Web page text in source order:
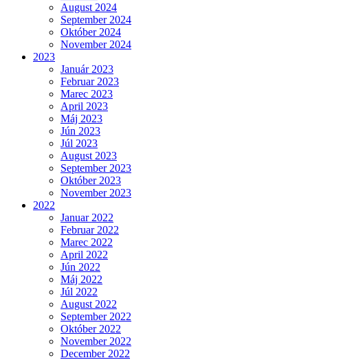
August 2024
September 2024
Október 2024
November 2024
2023
Január 2023
Februar 2023
Marec 2023
April 2023
Máj 2023
Jún 2023
Júl 2023
August 2023
September 2023
Október 2023
November 2023
2022
Januar 2022
Februar 2022
Marec 2022
April 2022
Jún 2022
Máj 2022
Júl 2022
August 2022
September 2022
Október 2022
November 2022
December 2022